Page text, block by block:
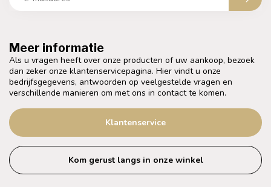
Meer informatie
Als u vragen heeft over onze producten of uw aankoop, bezoek
dan zeker onze klantenservicepagina. Hier vindt u onze
bedrijfsgegevens, antwoorden op veelgestelde vragen en
verschillende manieren om met ons in contact te komen.
Klantenservice
Kom gerust langs in onze winkel